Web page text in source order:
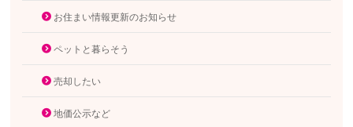
お住まい情報更新のお知らせ
ペットと暮らそう
売却したい
地価公示など